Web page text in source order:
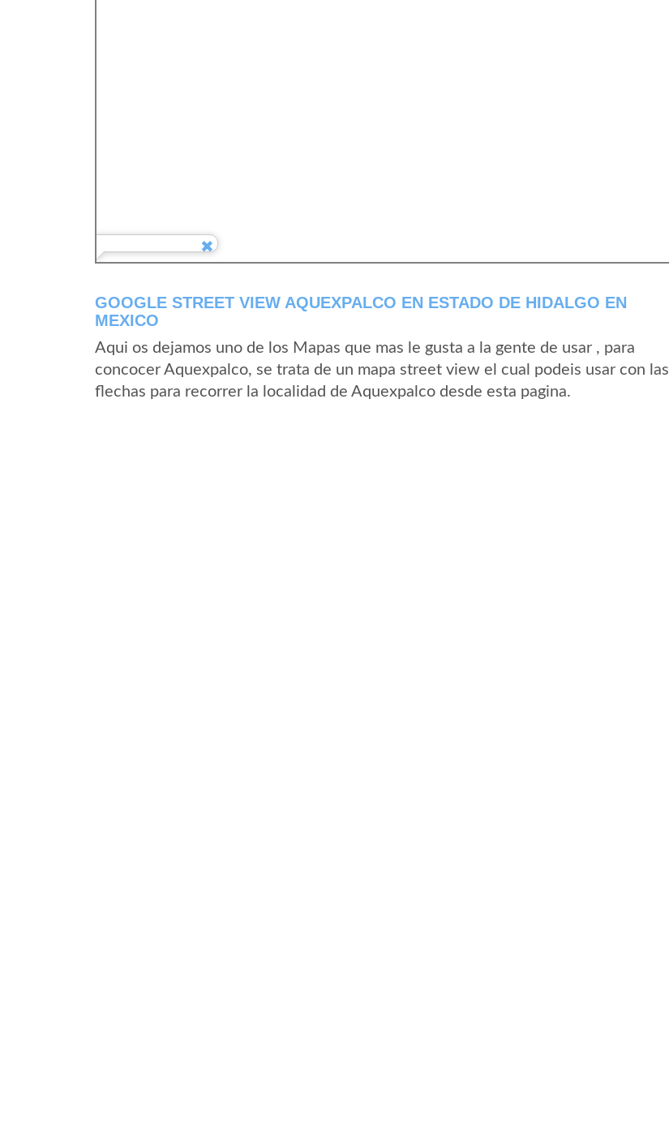
GOOGLE STREET VIEW AQUEXPALCO EN ESTADO DE HIDALGO EN
MEXICO
Aqui os dejamos uno de los Mapas que mas le gusta a la gente de usar , para
concocer Aquexpalco, se trata de un mapa street view el cual podeis usar con las
flechas para recorrer la localidad de Aquexpalco desde esta pagina.